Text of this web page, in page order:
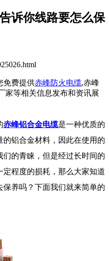
诉你线路要怎么保
免费提供赤峰防火电缆,赤峰
家等相关信息发布和资讯展
赤峰铝合金电缆是一种优质的
铝合金材料，因此在使用的
的青睐，但是经过长时间的
程度的损耗，那么大家知道
养吗？下面我们就来简单的